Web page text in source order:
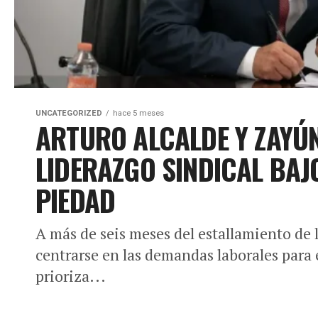
UNCATEGORIZED hace 5 meses
ARTURO ALCALDE Y
LIDERAZGO SINDICAL
PIEDAD
A más de seis meses del estallamiento
centrarse en las demandas laborales
prioriza...